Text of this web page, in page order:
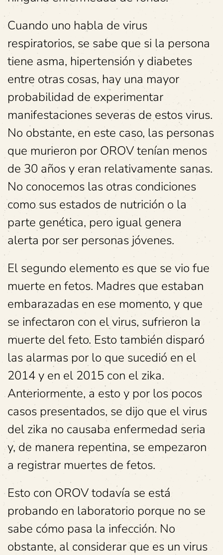
Cuando uno habla de virus
respiratorios, se sabe que si la persona
tiene asma, hipertensión y diabetes
entre otras cosas, hay una mayor
probabilidad de experimentar
manifestaciones severas de estos virus.
No obstante, en este caso, las personas
que murieron por OROV tenían menos
de 30 años y eran relativamente sanas.
No conocemos las otras condiciones
como sus estados de nutrición o la
parte genética, pero igual genera
alerta por ser personas jóvenes.
El segundo elemento es que se vio fue
muerte en fetos. Madres que estaban
embarazadas en ese momento, y que
se infectaron con el virus, sufrieron la
muerte del feto. Esto también disparó
las alarmas por lo que sucedió en el
2014 y en el 2015 con el zika.
Anteriormente, a esto y por los pocos
casos presentados, se dijo que el virus
del zika no causaba enfermedad seria
y, de manera repentina, se empezaron
a registrar muertes de fetos.
Esto con OROV todavía se está
probando en laboratorio porque no se
sabe cómo pasa la infección. No
obstante, al considerar que es un virus